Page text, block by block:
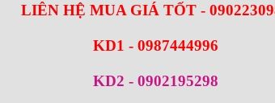
LIÊN HỆ MUA GIÁ TỐT -
KD1 - 0987444996
KD2 - 0902195298